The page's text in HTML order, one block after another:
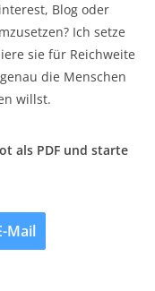
Blog oder
Ich setze
sie für Reichweite
die Menschen
willst.
als PDF und starte
Mail